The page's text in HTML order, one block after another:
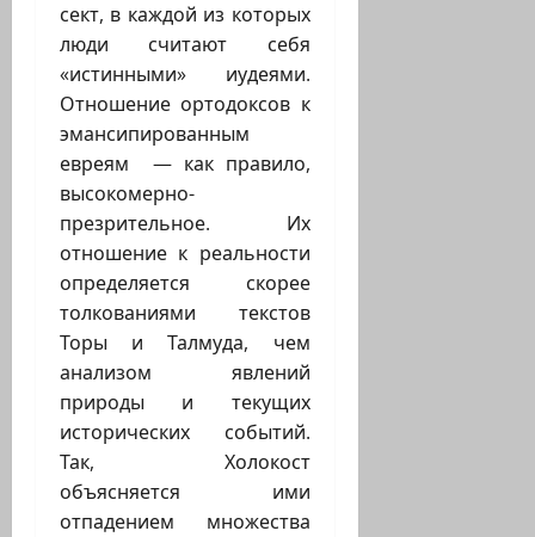
сект, в каждой из которых
люди считают себя
«истинными» иудеями.
Отношение ортодоксов к
эмансипированным
евреям — как правило,
высокомерно-
презрительное. Их
отношение к реальности
определяется скорее
толкованиями текстов
Торы и Талмуда, чем
анализом явлений
природы и текущих
исторических событий.
Так, Холокост
объясняется ими
отпадением множества